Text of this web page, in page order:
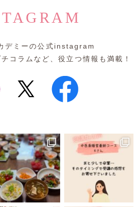
デミーの公式instagram
コラムなど、役立つ情報も満載！